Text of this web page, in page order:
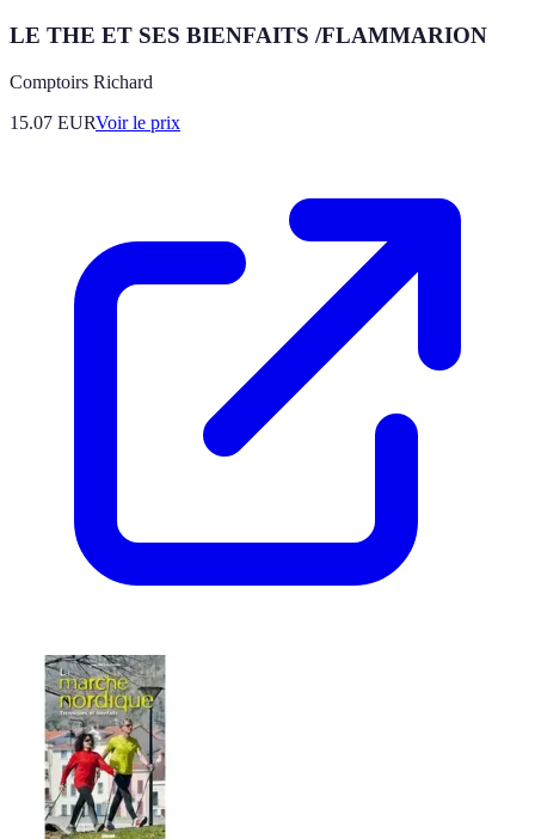
LE THE ET SES BIENFAITS /FLAMMARION
Comptoirs Richard
15.07 EURVoir le prix